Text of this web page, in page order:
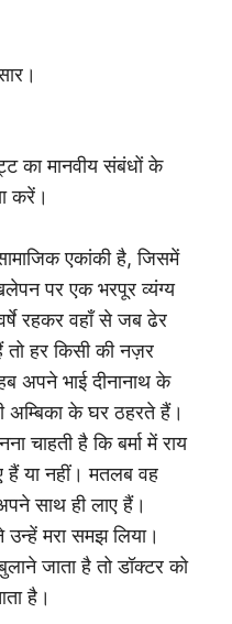
का मानवीय संबंधों के
करें।
एकांकी है, जिसमें
पर एक भरपूर व्यंग्य
रहकर वहाँ से जब ढेर
हर किसी की नज़र
अपने भाई दीनानाथ के
अम्बिका के घर ठहरते हैं।
चाहती है कि बर्मा में राय
हैं या नहीं। मतलब वह
साथ ही लाए हैं।
उन्हें मरा समझ लिया।
जाता है तो डॉक्टर को
है।